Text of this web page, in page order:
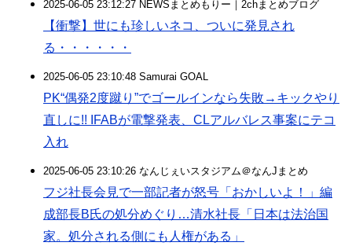
2025-06-05 23:12:27 NEWSまとめもりー｜2chまとめブログ
【衝撃】世にも珍しいネコ、ついに発見され
る・・・・・・
2025-06-05 23:10:48 Samurai GOAL
PK“偶発2度蹴り”でゴールインなら失敗→キックやり
直しに!! IFABが電撃発表、CLアルバレス事案にテコ
入れ
2025-06-05 23:10:26 なんじぇいスタジアム＠なんJまとめ
フジ社長会見で一部記者が怒号「おかしいよ！」編
成部長B氏の処分めぐり…清水社長「日本は法治国
家。処分される側にも人権がある」